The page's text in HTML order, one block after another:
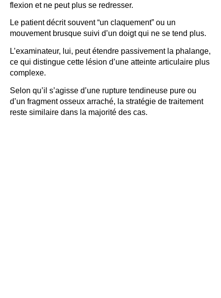
flexion et ne peut plus se redresser.
Le patient décrit souvent “un claquement” ou un
mouvement brusque suivi d’un doigt qui ne se tend plus.
L’examinateur, lui, peut étendre passivement la phalange,
ce qui distingue cette lésion d’une atteinte articulaire plus
complexe.
Selon qu’il s’agisse d’une rupture tendineuse pure ou
d’un fragment osseux arraché, la stratégie de traitement
reste similaire dans la majorité des cas.